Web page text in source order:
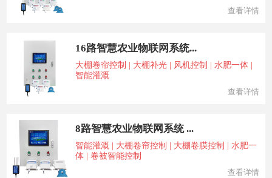
查看详情
16路智慧农业物联网系统...
大棚卷帘控制 | 大棚补光 | 风机控制 | 水肥一体 |
智能灌溉
查看详情
8路智慧农业物联网系统 ...
智能灌溉 | 大棚卷帘控制 | 大棚卷膜控制 | 水肥一
体 | 卷被智能控制
查看详情